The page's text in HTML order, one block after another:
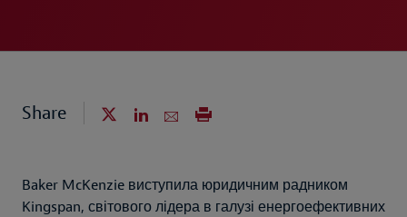
Share
Baker McKenzie виступила юридичним радником
Kingspan, світового лідера в галузі енергоефективних